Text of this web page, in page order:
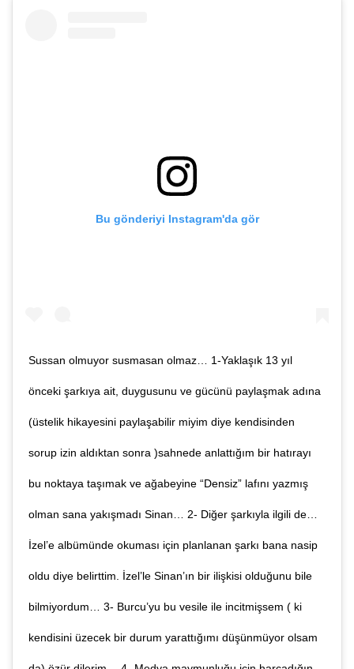
Bu gönderiyi Instagram'da gör
Sussan olmuyor susmasan olmaz… 1-Yaklaşık 13 yıl
önceki şarkıya ait, duygusunu ve gücünü paylaşmak adına
(üstelik hikayesini paylaşabilir miyim diye kendisinden
sorup izin aldıktan sonra )sahnede anlattığım bir hatırayı
bu noktaya taşımak ve ağabeyine “Densiz” lafını yazmış
olman sana yakışmadı Sinan… 2- Diğer şarkıyla ilgili de…
İzel’e albümünde okuması için planlanan şarkı bana nasip
oldu diye belirttim. İzel’le Sinan’ın bir ilişkisi olduğunu bile
bilmiyordum… 3- Burcu’yu bu vesile ile incitmişsem ( ki
kendisini üzecek bir durum yarattığımı düşünmüyor olsam